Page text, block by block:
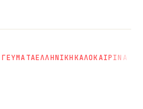
ΕΛΛΗΝΙΚΗΚΑΛΟΚΑΙΡΙΝΑ